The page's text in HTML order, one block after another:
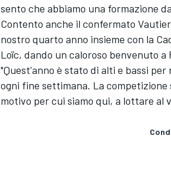
sento che abbiamo una formazione
Contento anche il confermato
nostro quarto anno insieme con la
Loïc, dando un caloroso benvenuto a
"Quest'anno è stato di alti e bassi
ogni fine settimana. La competizione
motivo per cui siamo qui, a lottare al